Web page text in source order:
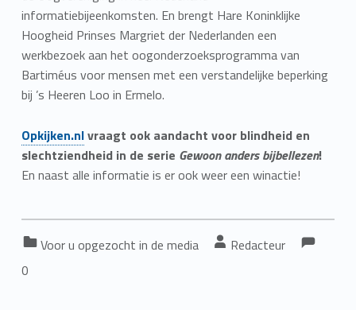
informatiebijeenkomsten. En brengt Hare Koninklijke
Hoogheid Prinses Margriet der Nederlanden een
werkbezoek aan het oogonderzoeksprogramma van
Bartiméus voor mensen met een verstandelijke beperking
bij ’s Heeren Loo in Ermelo.
Opkijken.nlvraagt ook aandacht voor blindheid en
slechtziendheid in de serie Gewoon anders bijbellezen!
En naast alle informatie is er ook weer een winactie!
Voor u opgezocht in de media Redacteur
0